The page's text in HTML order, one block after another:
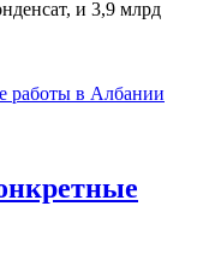
и 3,9 млрд